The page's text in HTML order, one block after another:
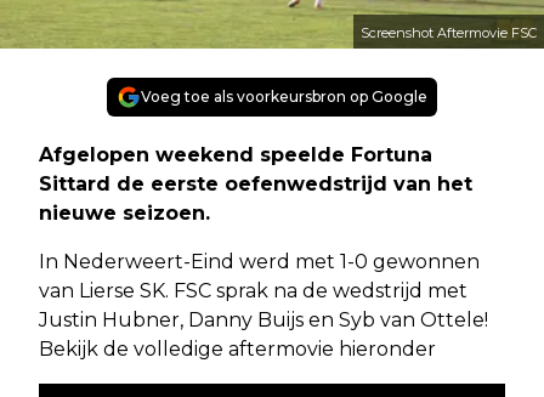
Screenshot Aftermovie FSC
Voeg toe als voorkeursbron op Google
Afgelopen weekend speelde Fortuna
Sittard de eerste oefenwedstrijd van het
nieuwe seizoen.
In Nederweert-Eind werd met 1-0 gewonnen
van Lierse SK. FSC sprak na de wedstrijd met
Justin Hubner, Danny Buijs en Syb van Ottele!
Bekijk de volledige aftermovie hieronder